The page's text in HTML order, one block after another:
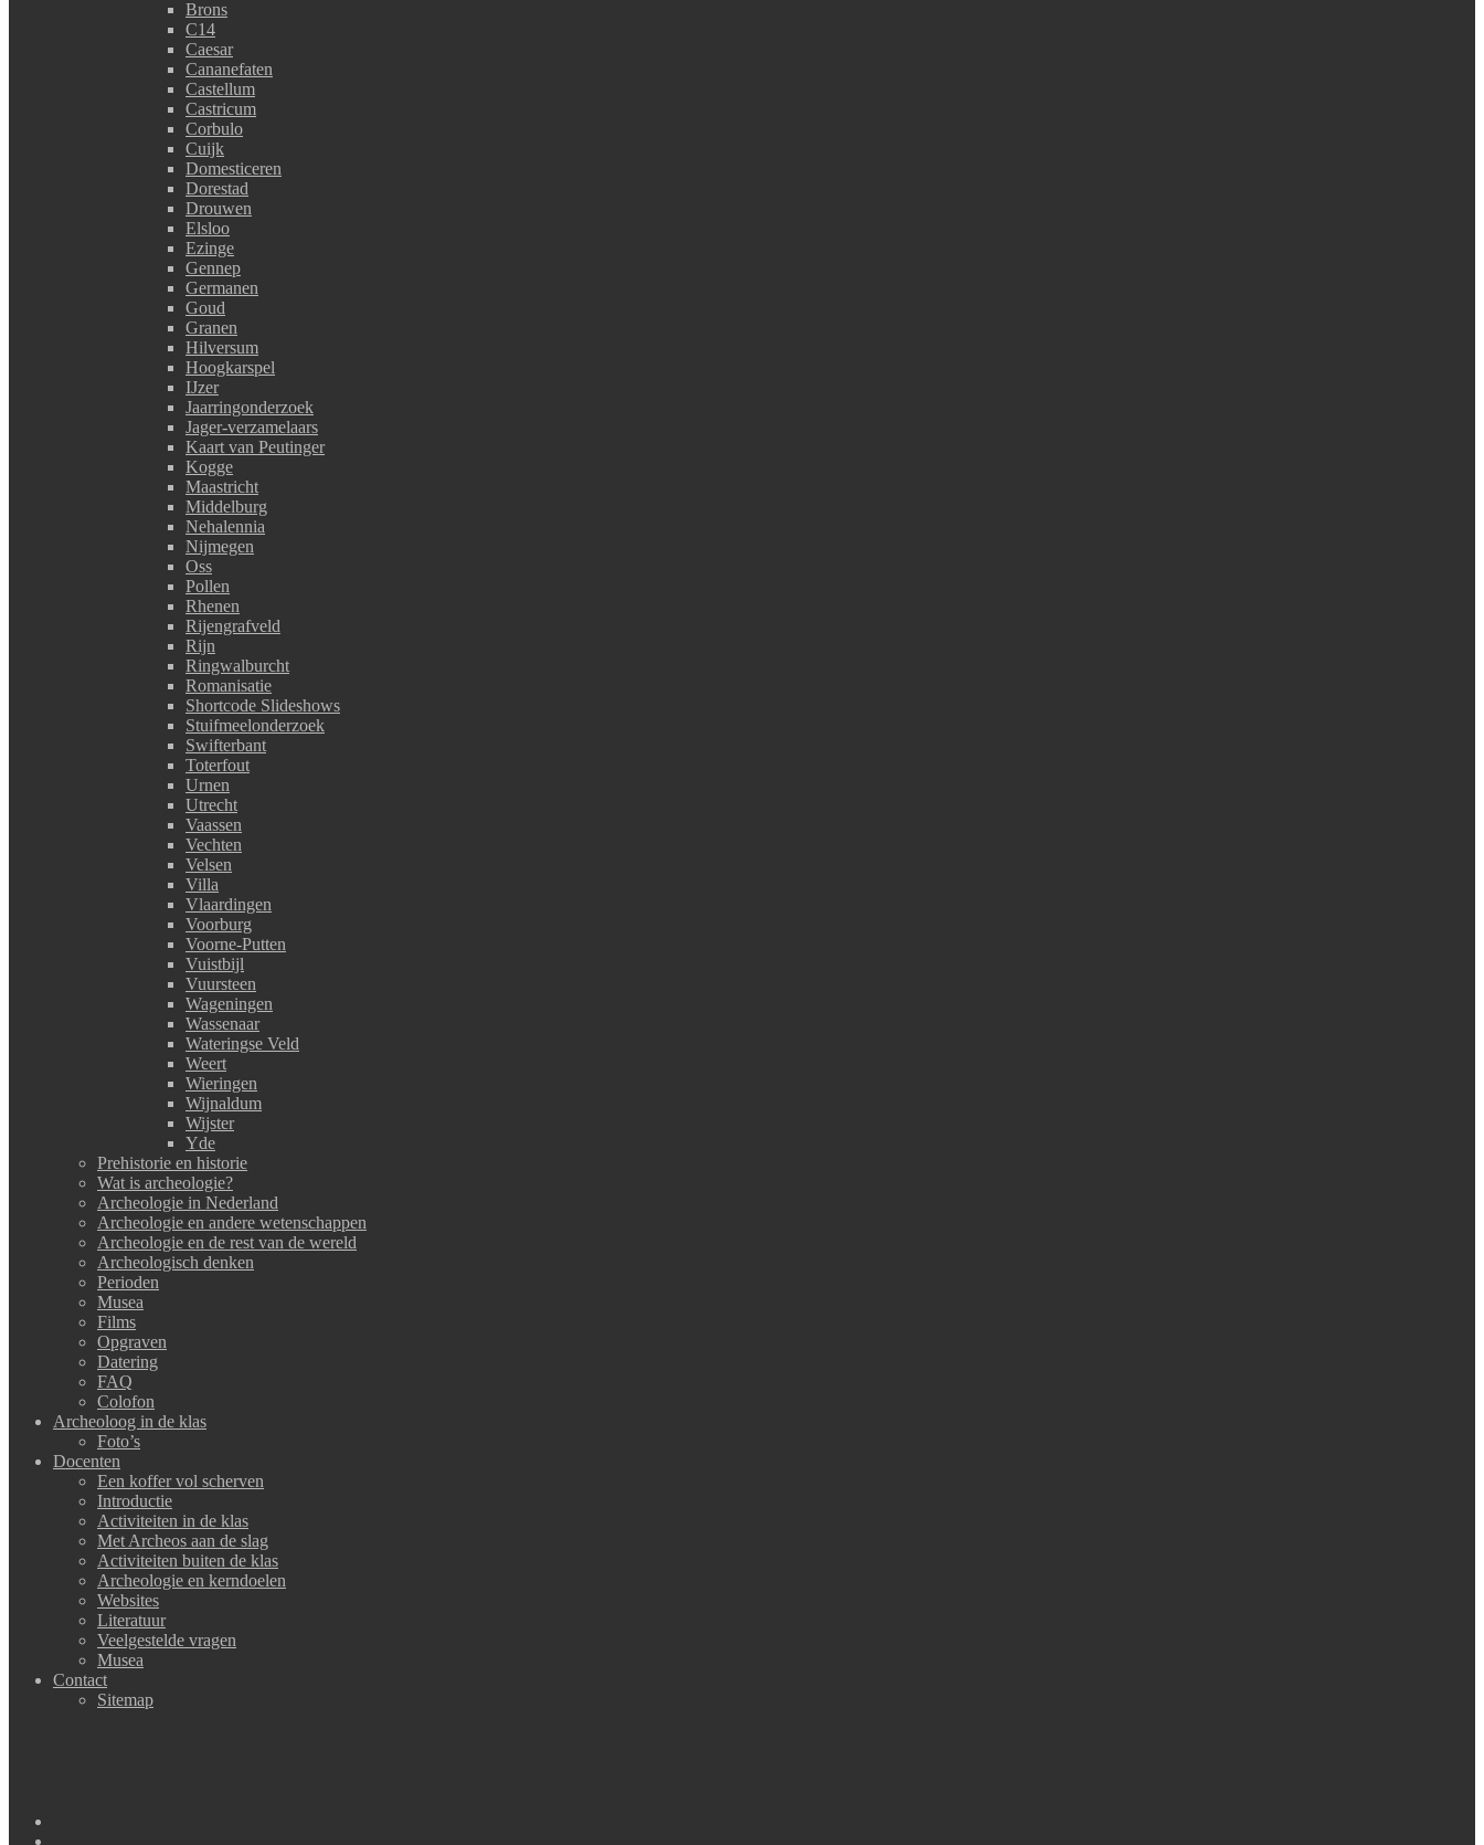
Brons
C14
Caesar
Cananefaten
Castellum
Castricum
Corbulo
Cuijk
Domesticeren
Dorestad
Drouwen
Elsloo
Ezinge
Gennep
Germanen
Goud
Granen
Hilversum
Hoogkarspel
IJzer
Jaarringonderzoek
Jager-verzamelaars
Kaart van Peutinger
Kogge
Maastricht
Middelburg
Nehalennia
Nijmegen
Oss
Pollen
Rhenen
Rijengrafveld
Rijn
Ringwalburcht
Romanisatie
Shortcode Slideshows
Stuifmeelonderzoek
Swifterbant
Toterfout
Urnen
Utrecht
Vaassen
Vechten
Velsen
Villa
Vlaardingen
Voorburg
Voorne-Putten
Vuistbijl
Vuursteen
Wageningen
Wassenaar
Wateringse Veld
Weert
Wieringen
Wijnaldum
Wijster
Yde
Prehistorie en historie
Wat is archeologie?
Archeologie in Nederland
Archeologie en andere wetenschappen
Archeologie en de rest van de wereld
Archeologisch denken
Perioden
Musea
Films
Opgraven
Datering
FAQ
Colofon
Archeoloog in de klas
Foto’s
Docenten
Een koffer vol scherven
Introductie
Activiteiten in de klas
Met Archeos aan de slag
Activiteiten buiten de klas
Archeologie en kerndoelen
Websites
Literatuur
Veelgestelde vragen
Musea
Contact
Sitemap